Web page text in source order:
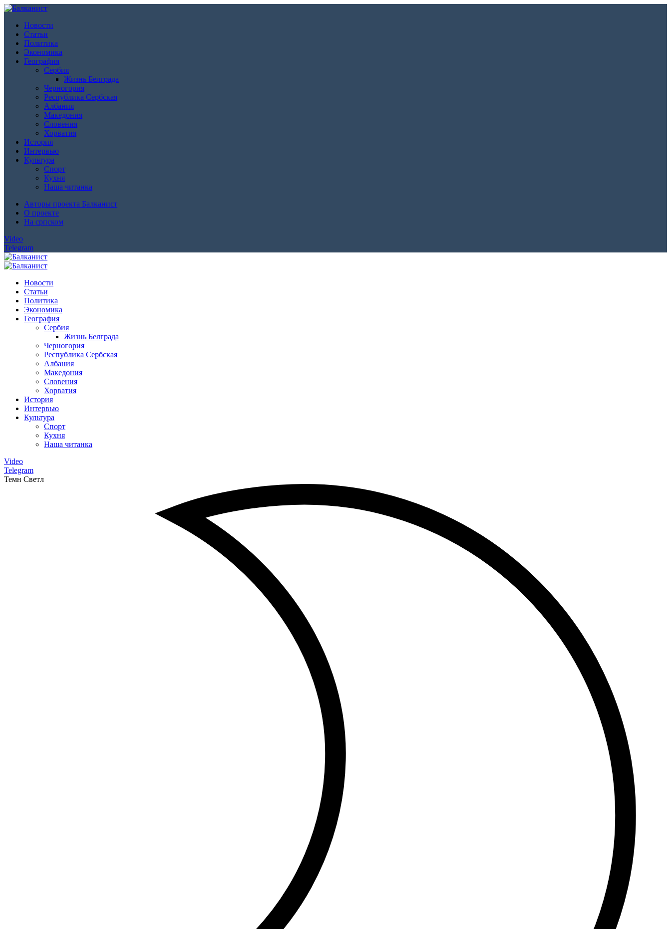
Новости
Статьи
Политика
Экономика
География
Сербия
Жизнь Белграда
Черногория
Республика Сербская
Албания
Македония
Словения
Хорватия
История
Интервью
Культура
Спорт
Кухня
Наша читанка
Авторы проекта Балканист
О проекте
На српском
Video
Telegram
Новости
Статьи
Политика
Экономика
География
Сербия
Жизнь Белграда
Черногория
Республика Сербская
Албания
Македония
Словения
Хорватия
История
Интервью
Культура
Спорт
Кухня
Наша читанка
Video
Telegram
Темн Светл